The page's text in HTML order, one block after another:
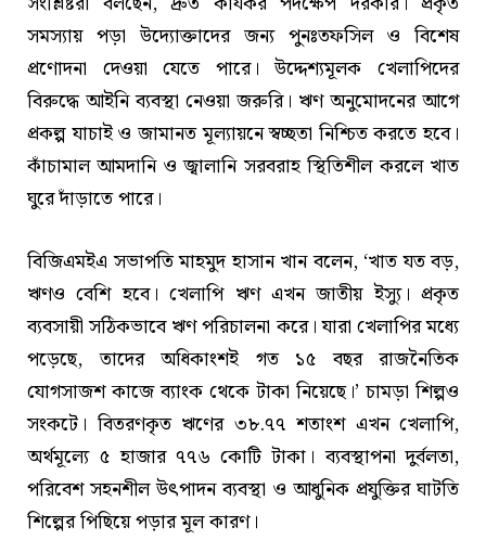
সমস্যায় পড়া উদ্যোক্তাদের জন্য পুনঃতফসিল ও বিশেষ
প্রণোদনা দেওয়া যেতে পারে। উদ্দেশ্যমূলক খেলাপিদের
বিরুদ্ধে আইনি ব্যবস্থা নেওয়া জরুরি। ঋণ অনুমোদনের আগে
প্রকল্প যাচাই ও জামানত মূল্যায়নে স্বচ্ছতা নিশ্চিত করতে হবে।
কাঁচামাল আমদানি ও জ্বালানি সরবরাহ স্থিতিশীল করলে খাত
ঘুরে দাঁড়াতে পারে।
বিজিএমইএ সভাপতি মাহমুদ হাসান খান বলেন, ‘খাত যত বড়,
ঋণও বেশি হবে। খেলাপি ঋণ এখন জাতীয় ইস্যু। প্রকৃত
ব্যবসায়ী সঠিকভাবে ঋণ পরিচালনা করে। যারা খেলাপির মধ্যে
পড়েছে, তাদের অধিকাংশই গত ১৫ বছর রাজনৈতিক
যোগসাজশ কাজে ব্যাংক থেকে টাকা নিয়েছে।’ চামড়া শিল্পও
সংকটে। বিতরণকৃত ঋণের ৩৮.৭৭ শতাংশ এখন খেলাপি,
অর্থমূল্যে ৫ হাজার ৭৭৬ কোটি টাকা। ব্যবস্থাপনা দুর্বলতা,
পরিবেশ সহনশীল উৎপাদন ব্যবস্থা ও আধুনিক প্রযুক্তির ঘাটতি
শিল্পের পিছিয়ে পড়ার মূল কারণ।